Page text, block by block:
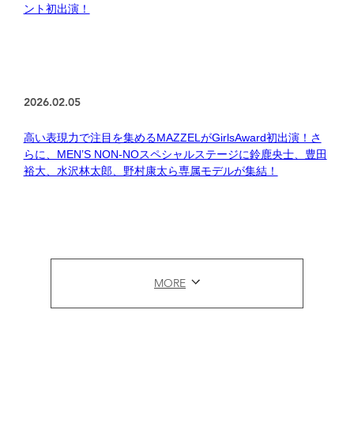
ント初出演！
2026.02.05
高い表現力で注目を集めるMAZZELがGirlsAward初出演！さ
らに、MEN’S NON-NOスペシャルステージに鈴鹿央士、豊田
裕大、水沢林太郎、野村康太ら専属モデルが集結！
MORE